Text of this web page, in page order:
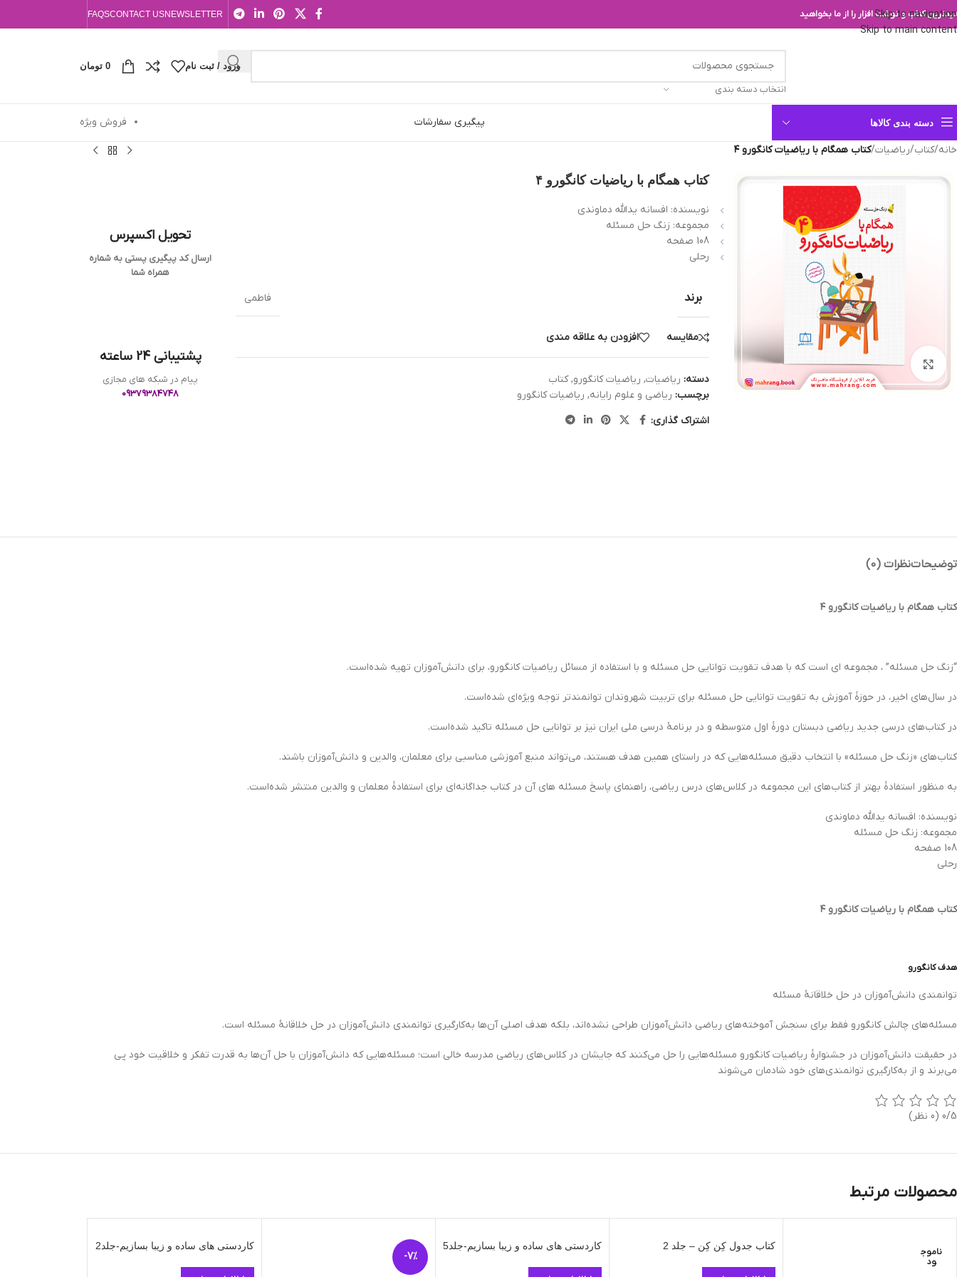
Skip to navigation
Skip to main content
کتاب و نوشت افزار را از ما بخواهید NEWSLETTER
CONTACT US
FAQS
انتخاب دسته بندی
ورود / ثبت نام 0 تومان
دسته بندی کالاها پیگیری سفارشات فروش ویژه
خانه/کتاب/ریاضیات/کتاب همگام با ریاضیات کانگورو ۴
بزرگنمایی تصویر
کتاب همگام با ریاضیات کانگورو ۴
نویسنده: افسانه يدالله دماوندي
مجموعه: زنگ حل مسئله
108 صفحه
رحلی
برند فاطمی
مقایسه افزودن به علاقه مندی
دسته: ریاضیات, ریاضیات کانگورو, کتاب
برچسب: ریاضی و علوم رایانه, ریاضیات کانگورو
اشتراک گذاری:
تحویل اکسپرس
ارسال کد پیگیری پستی به شماره
همراه شما
پشتیبانی 24 ساعته
پیام در شبکه های مجازی
09379384748
توضیحاتنظرات (0)
کتاب همگام با ریاضیات کانگورو ۴
“زنگ حل مسئله” ، مجموعه اي است که با هدف تقویت توانایی حل مسئله و با استفاده از مسائل ریاضیات کانگورو، برای دانش‌آموزان تهیه شده‌است.
در سال‌های اخیر، در حوزۀ آموزش به تقویت توانایی حل مسئله برای تربیت شهروندان توانمندتر توجه ویژه‌ای شده‌است.
در کتاب‌های درسی جدید ریاضی دبستان دورۀ اول متوسطه و در برنامۀ درسی ملی ایران نیز بر توانایی حل مسئله تاکید شده‌است.
کتاب‌های «زنگ حل مسئله» با انتخاب دقیق مسئله‌هایی که در راستای همین هدف هستند، می‌تواند منبع آموزشی مناسبی برای معلمان، والدین و دانش‌آموزان باشند.
به منظور استفادۀ بهتر از کتاب‌های این مجموعه در کلاس‌های درس ریاضی، راهنمای پاسخ مسئله هاي آن در کتاب جداگانه‌ای برای استفادۀ معلمان و والدین منتشر شده‌است.
نویسنده: افسانه يدالله دماوندي
مجموعه: زنگ حل مسئله
108 صفحه
رحلی
کتاب همگام با ریاضیات کانگورو ۴
هدف کانگورو
توانمندی دانش‌آموزان در حل خلاقانۀ مسئله
مسئله‌های چالش کانگورو فقط برای سنجش آموخته‌های ریاضی دانش‌آموزان طراحی نشده‌اند، بلکه هدف اصلی آن‌ها به‌کارگیری توانمندی دانش‌آموزان در حل خلاقانۀ مسئله است.
در حقیقت دانش‌آموزان در جشنوارۀ ریاضیات کانگورو مسئله‌هایی را حل می‌کنند که جایشان در کلاس‌های ریاضی مدرسه خالی است؛ مسئله‌هایی که دانش‌آموزان با حل آن‌ها به قدرت تفکر و خلاقیت خود پی
می‌برند و از به‌کارگیری توانمندی‌های خود شادمان می‌شوند
0/5 (0 نظر)
محصولات مرتبط
ناموج
ود
کتاب جدول کِن کِن – جلد 2 کاردستی های ساده و زیبا بسازیم-جلد5
-7%
کاردستی های ساده و زیبا بسازیم-جلد2